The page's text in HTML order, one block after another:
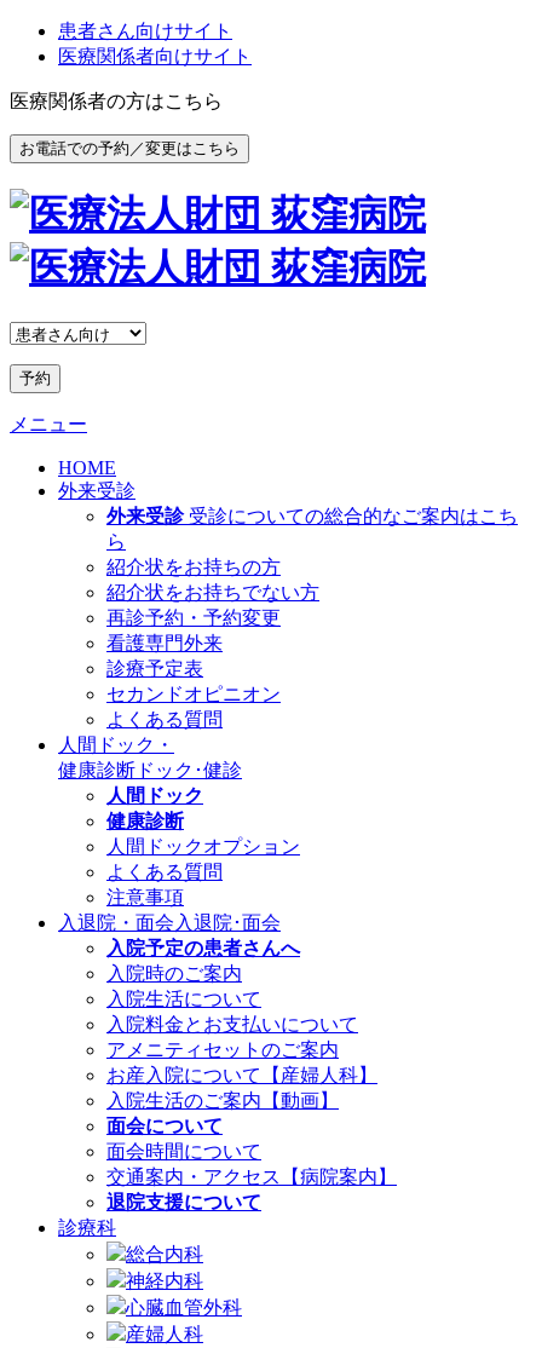
患者さん向けサイト
医療関係者向けサイト
医療関係者の方はこちら
お電話での予約／変更はこちら
予約
メニュー
HOME
外来受診
外来受診 受診についての総合的なご案内はこち
ら
紹介状をお持ちの方
紹介状をお持ちでない方
再診予約・予約変更
看護専門外来
診療予定表
セカンドオピニオン
よくある質問
人間ドック・
健康診断 ドック･健診
人間ドック
健康診断
人間ドックオプション
よくある質問
注意事項
入退院・面会 入退院･面会
入院予定の患者さんへ
入院時のご案内
入院生活について
入院料金とお支払いについて
アメニティセットのご案内
お産入院について【産婦人科】
入院生活のご案内【動画】
面会について
面会時間について
交通案内・アクセス【病院案内】
退院支援について
診療科
総合内科
神経内科
心臓血管外科
産婦人科